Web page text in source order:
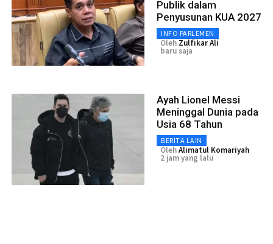
Publik dalam
Penyusunan KUA 2027
INFO PARLEMEN
Oleh Zulfikar Ali
baru saja
Ayah Lionel Messi
Meninggal Dunia pada
Usia 68 Tahun
BERITA LAIN
OlehAlimatul Komariyah
2 jam yang lalu